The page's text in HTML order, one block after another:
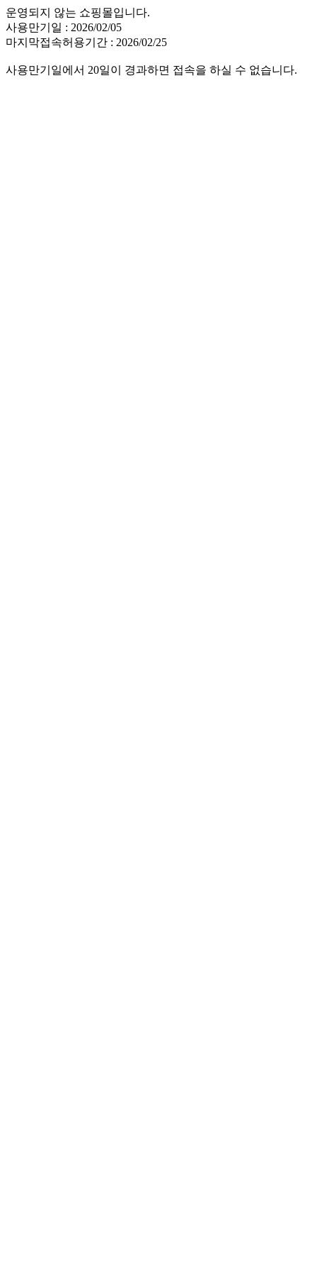
운영되지 않는 쇼핑몰입니다.
사용만기일 : 2026/02/05
마지막접속허용기간 : 2026/02/25
사용만기일에서 20일이 경과하면 접속을 하실 수 없습니다.